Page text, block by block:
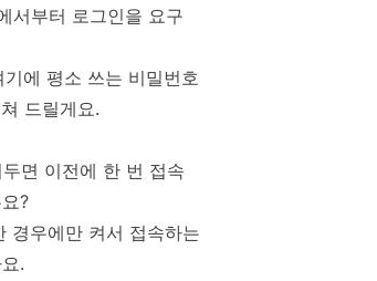
서부터 로그인을 요구
에 평소 쓰는 비밀번호
드릴게요.
면 이전에 한 번 접속
?
경우에만 켜서 접속하는
.